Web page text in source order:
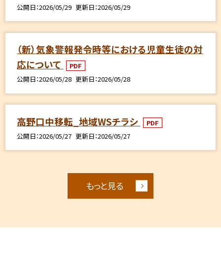
公開日 2026/05/29 更新日 2026/05/29
（新）気象警報発令時等における児童生徒の対
応について
PDF
公開日 2026/05/28 更新日 2026/05/28
高野口中移転_地域WSチラシ
PDF
公開日 2026/05/27 更新日 2026/05/27
もっと見る